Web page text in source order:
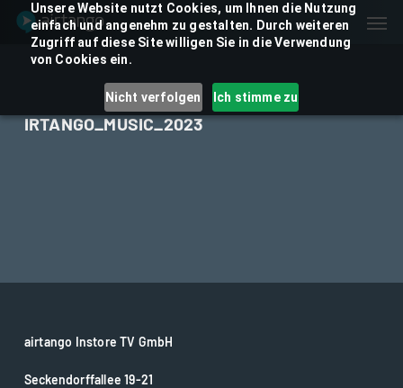
Unsere Website nutzt Cookies, um Ihnen die Nutzung
einfach und angenehm zu gestalten. Durch weiteren
Zugriff auf diese Site willigen Sie in die Verwendung
von Cookies ein.
Nicht verfolgen Ich stimme zu
Skip
content
IRTANGO_MUSIC_2023
airtango Instore TV GmbH
Seckendorffallee 19-21